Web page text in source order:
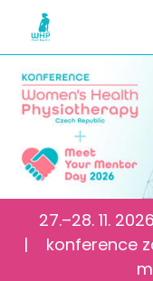
27.–28. 11.
| konference